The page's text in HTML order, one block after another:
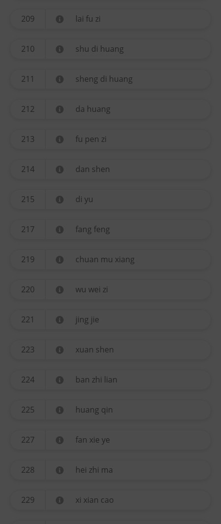
209 lai fu zi
210 shu di huang
211 sheng di huang
212 da huang
213 fu pen zi
214 dan shen
215 di yu
217 fang feng
219 chuan mu xiang
220 wu wei zi
221 jing jie
223 xuan shen
224 ban zhi lian
225 huang qin
227 fan xie ye
228 hei zhi ma
229 xi xian cao